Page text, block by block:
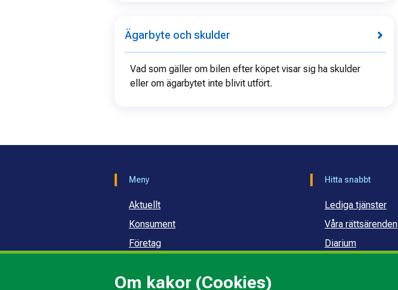
Om kakor (Cookies)
Ägarbyte och skulder
Vad som gäller om bilen efter köpet visar sig ha skulder
eller om ägarbytet inte blivit utfört.
Meny
Aktuellt
Konsument
Företag
Om oss
Hitta snabbt
Lediga tjänster
Våra rättsärenden
Diarium